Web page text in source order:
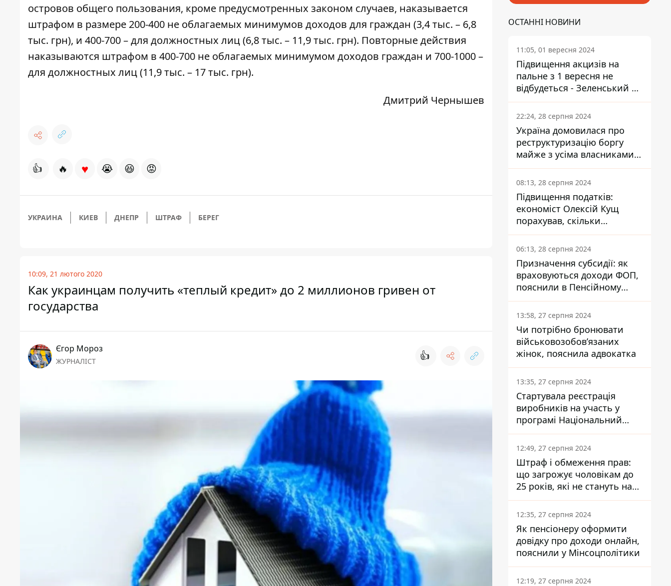
островов общего пользования, кроме предусмотренных законом случаев, наказывается
штрафом в размере 200-400 не облагаемых минимумов доходов для граждан (3,4 тыс. – 6,8
тыс. грн), и 400-700 – для должностных лиц (6,8 тыс. – 11,9 тыс. грн). Повторные действия
наказываются штрафом в 400-700 не облагаемых минимумом доходов граждан и 700-1000 –
для должностных лиц (11,9 тыс. – 17 тыс. грн).
Дмитрий Чернышев
👍 🔥 ♥ 😭 😆 😡
УКРАИНА КИЕВ ДНЕПР ШТРАФ БЕРЕГ
10:09, 21 лютого 2020
Как украинцам получить «теплый кредит» до 2 миллионов гривен от
государства
Єгор Мороз
ЖУРНАЛІСТ 👍
ОСТАННІ НОВИНИ
11:05, 01 вересня 2024
Підвищення акцизів на
пальне з 1 вересня не
відбудеться - Зеленський не
підписав закон
22:24, 28 серпня 2024
Україна домовилася про
реструктуризацію боргу
майже з усіма власниками
єврооблігацій: що це
означає для країни
08:13, 28 серпня 2024
Підвищення податків:
економіст Олексій Кущ
порахував, скільки
заплатить кожен українець
06:13, 28 серпня 2024
Призначення субсидії: як
враховуються доходи ФОП,
пояснили в Пенсійному
фонді
13:58, 27 серпня 2024
Чи потрібно бронювати
військовозобов’язаних
жінок, пояснила адвокатка
13:35, 27 серпня 2024
Стартувала реєстрація
виробників на участь у
програмі Національний
кешбек: як це зробити
через портал Дія
12:49, 27 серпня 2024
Штраф і обмеження прав:
що загрожує чоловікам до
25 років, які не стануть на
військовий облік
12:35, 27 серпня 2024
Як пенсіонеру оформити
довідку про доходи онлайн,
пояснили у Мінсоцполітики
12:19, 27 серпня 2024